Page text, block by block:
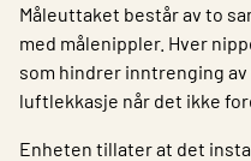
Måleuttaket består av to
med målenippler. Hver
som hindrer inntrenging
luftlekkasje når det ikke
Enheten tillater at det